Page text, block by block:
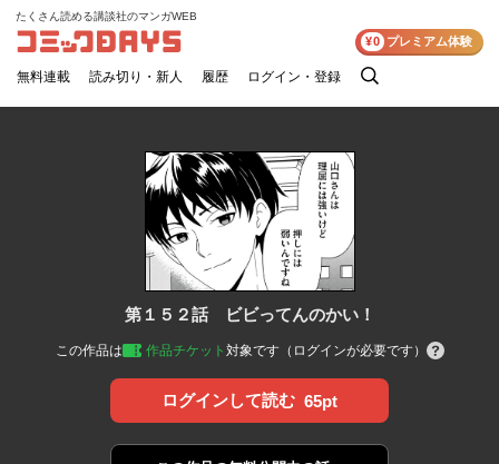
コミックDAYS
たくさん読める講談社のマンガWEB
無料連載 読み切り・新人 履歴 ログイン・登録
検
¥0 プレミアム体験
第１５２話 ビビってんのかい！
この作品は 作品チケット 対象です（ログインが必要です）
ログインして読む 65pt